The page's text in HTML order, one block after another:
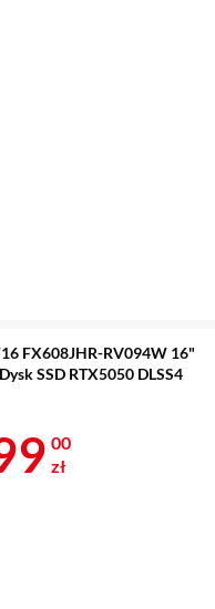
FX608JHR-RV094W 16"
SSD RTX5050 DLSS4
4 099 zł
00
zł